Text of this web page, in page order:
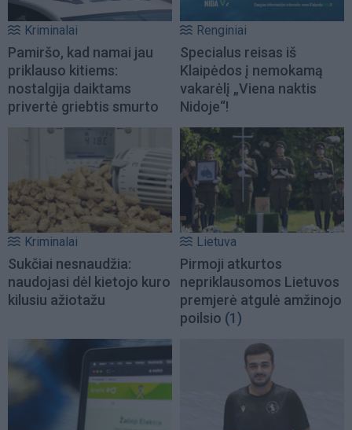
Kriminalai
Pamiršo, kad namai jau
priklauso kitiems:
nostalgija daiktams
privertė griebtis smurto
Renginiai
Specialus reisas iš
Klaipėdos į nemokamą
vakarėlį „Viena naktis
Nidoje“!
Kriminalai
Sukčiai nesnaudžia:
naudojasi dėl kietojo kuro
kilusiu ažiotažu
Lietuva
Pirmoji atkurtos
nepriklausomos Lietuvos
premjerė atgulė amžinojo
poilsio (1)